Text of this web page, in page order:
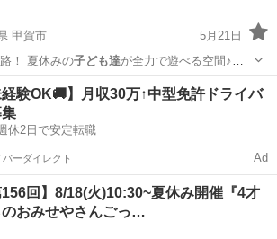
甲賀市
5月21日
！ 夏休みの子ども達が全力で遊べる空間♪
リーマーケット キッチンカー
経験OK🚚】月収30万↑中型免許ドライバ
休2日で安定転職
バーダイレクト Ad
156回】8/18(火)10:30~夏休み開催『4才
おみせやさんごっ…